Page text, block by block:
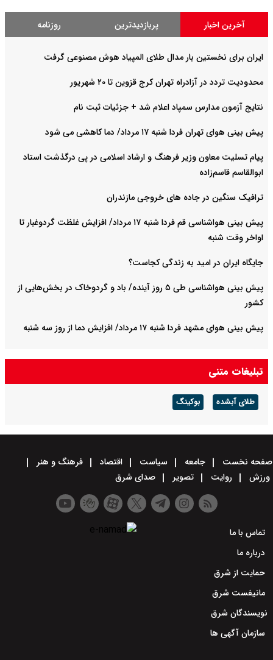
آخرین اخبار پربازدیدترین روزنامه
ایران برای نخستین بار مدال طلای المپیاد هوش مصنوعی گرفت
محدودیت تردد در آزادراه تهران کرج قزوین تا ۲۰ شهریور
نتایج آزمون مدارس سمپاد اعلام شد + جزئیات ثبت نام
پیش بینی هوای تهران فردا شنبه ۱۷ مرداد/ دما کاهشی می شود
پیام تسلیت معاون وزیر فرهنگ و ارشاد اسلامی در پی درگذشت استاد
ابوالقاسم قاسم‌زاده
ترافیک سنگین در جاده های خروجی مازندران
پیش بینی هواشناسی قم فردا شنبه ۱۷ مرداد/ افزایش غلظت گردوغبار تا
اواخر وقت شنبه
جایگاه ایران در امید به زندگی کجاست؟
پیش بینی هواشناسی طی ۵ روز آینده/ باد و گردوخاک در بخش‌هایی از
کشور
پیش بینی هوای مشهد فردا شنبه ۱۷ مرداد/ افزایش دما از روز سه شنبه
تبلیغات متنی
طلای آبشده بوکینگ
صفحه نخست جامعه سیاست اقتصاد
فرهنگ و هنر
ورزش
روایت تصویر صدای شرق
تماس با ما
درباره ما
حمایت از شرق
مانیفست شرق
نویسندگان شرق
سازمان آگهی ها